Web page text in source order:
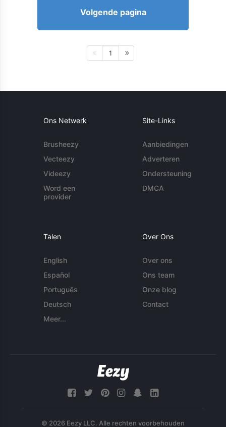
Volgende pagina
1
Ons Netwerk
Brusheezy
Vecteezy
Videezy
Word een
provider
Site-Links
Aanbiedingen
Adverteren
Ondersteuning
DMCA
Talen
English
Español
Português
Deutsch
Meer...
Over Ons
Over ons
Ons team
Onze blog
Contact
© 2026 Eezy LLC. Alle rechten voorbehouden